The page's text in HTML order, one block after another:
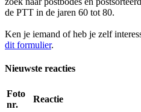
de PTT in de jaren 60 tot 80.
Ken je iemand of heb je zelf
dit formulier.
Nieuwste reacties
Foto
nr.
Reactie